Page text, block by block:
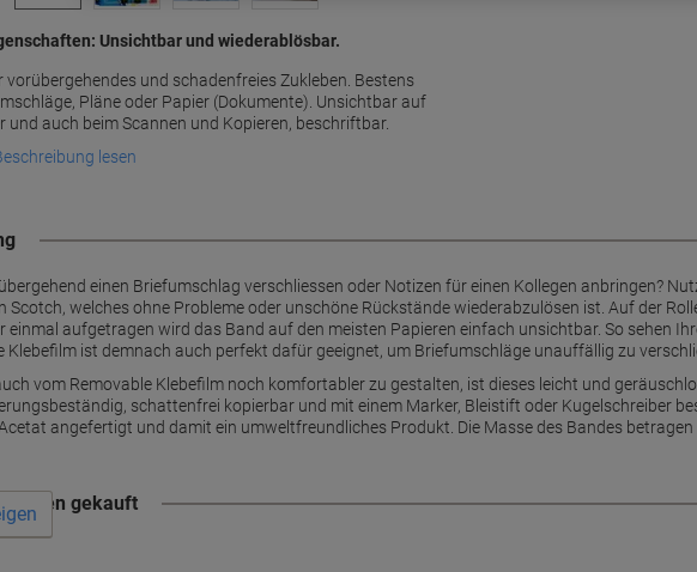
Unsichtbar und wiederablösbar.
vorübergehendes und schadenfreies Zukleben. Bestens
Pläne oder Papier (Dokumente). Unsichtbar auf
und auch beim Scannen und Kopieren, beschriftbar.
lesen
einen Briefumschlag verschliessen oder Notizen für einen Kollegen anbringen?
Scotch, welches ohne Probleme oder unschöne Rückstände wiederabzulösen ist. Auf der
einmal aufgetragen wird das Band auf den meisten Papieren einfach unsichtbar. So sehen
Klebefilm ist demnach auch perfekt dafür geeignet, um Briefumschläge unauffällig zu
vom Removable Klebefilm noch komfortabler zu gestalten, ist dieses leicht und
schattenfrei kopierbar und mit einem Marker, Bleistift oder Kugelschreiber
angefertigt und damit ein umweltfreundliches Produkt. Die Masse des Bandes betragen
gekauft